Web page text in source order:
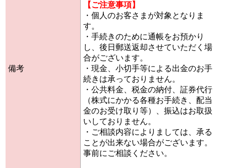
備考
【ご注意事項】
・個人のお客さまが対象となりま
す。
・手続きのために通帳をお預かり
し、後日郵送返却させていただく場
合がございます。
・現金、小切手等による出金のお手
続きは承っておりません。
・公共料金、税金の納付、証券代行
（株式にかかる各種お手続き、配当
金のお受け取り等）、振込はお取扱
いしておりません。
・ご相談内容によりましては、承る
ことが出来ない場合がございます。
事前にご相談ください。